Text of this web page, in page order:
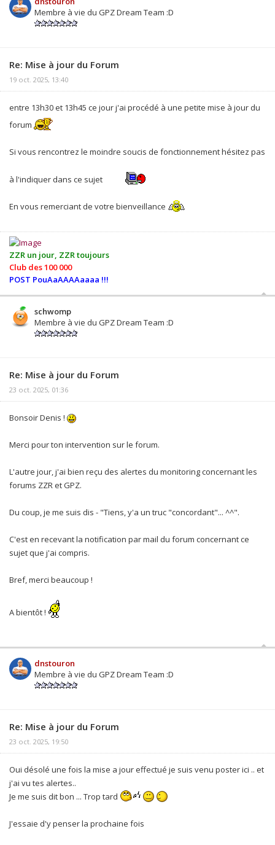
Membre à vie du GPZ Dream Team :D
Re: Mise à jour du Forum
19 oct. 2025, 13:40
entre 13h30 et 13h45 ce jour j'ai procédé à une petite mise à jour du
forum
Si vous rencontrez le moindre soucis de fonctionnement hésitez pas
à l'indiquer dans ce sujet
En vous remerciant de votre bienveillance
ZZR un jour, ZZR toujours
Club des 100 000
POST PouAaAAAAaaaa !!!
schwomp
Membre à vie du GPZ Dream Team :D
Re: Mise à jour du Forum
23 oct. 2025, 01:36
Bonsoir Denis !
Merci pour ton intervention sur le forum.
L'autre jour, j'ai bien reçu des alertes du monitoring concernant les
forums ZZR et GPZ.
Du coup, je me suis dis - "Tiens, y'a un truc "concordant"... ^^".
C'est en recevant la notification par mail du forum concernant ce
sujet que j'ai compris.
Bref, merci beaucoup !
A bientôt !
dnstouron
Membre à vie du GPZ Dream Team :D
Re: Mise à jour du Forum
23 oct. 2025, 19:50
Oui désolé une fois la mise a jour effectué je suis venu poster ici .. et
j'ai vu tes alertes..
Je me suis dit bon ... Trop tard
J'essaie d'y penser la prochaine fois